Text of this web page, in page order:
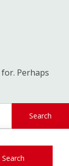
for. Perhaps
Search